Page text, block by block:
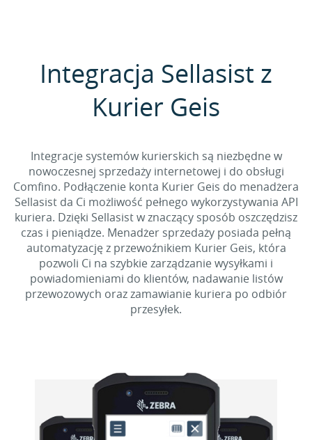
Integracja Sellasist z
Kurier Geis
Integracje systemów kurierskich są niezbędne w
nowoczesnej sprzedaży internetowej i do obsługi
Comfino. Podłączenie konta Kurier Geis do menadżera
Sellasist da Ci możliwość pełnego wykorzystywania API
kuriera. Dzięki Sellasist w znaczący sposób oszczędzisz
czas i pieniądze. Menadżer sprzedaży posiada pełną
automatyzację z przewoźnikiem Kurier Geis, która
pozwoli Ci na szybkie zarządzanie wysyłkami i
powiadomieniami do klientów, nadawanie listów
przewozowych oraz zamawianie kuriera po odbiór
przesyłek.